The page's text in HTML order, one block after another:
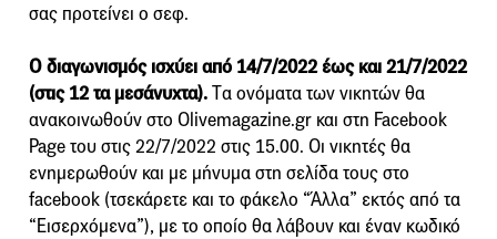
σας προτείνει ο σεφ.
Ο διαγωνισμός ισχύει από 14/7/2022 έως και 21/7/2022
(στις 12 τα μεσάνυχτα).Tα ονόματα των νικητών θα
ανακοινωθούν στο Olivemagazine.gr και στη Facebook
Page του στις 22/7/2022 στις 15.00. Οι νικητές θα
ενημερωθούν και με μήνυμα στη σελίδα τους στο
facebook (τσεκάρετε και το φάκελο “Άλλα” εκτός από τα
“Εισερχόμενα”), με το οποίο θα λάβουν και έναν κωδικό